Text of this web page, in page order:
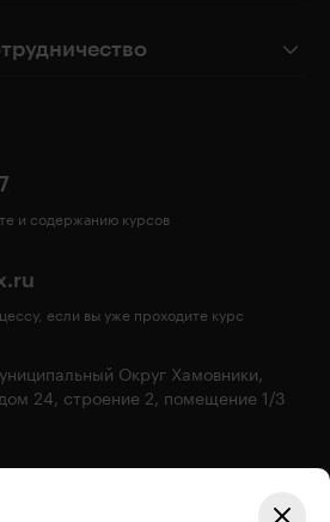
и содержанию курсов
если вы уже проходите курс
Округ Хамовники,
24, строение 2, помещение 1/3